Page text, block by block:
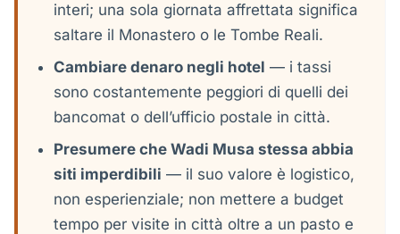
interi; una sola giornata affrettata significa
saltare il Monastero o le Tombe Reali.
Cambiare denaro negli hotel — i tassi
sono costantemente peggiori di quelli dei
bancomat o dell’ufficio postale in città.
Presumere che Wadi Musa stessa abbia
siti imperdibili — il suo valore è logistico,
non esperienziale; non mettere a budget
tempo per visite in città oltre a un pasto e